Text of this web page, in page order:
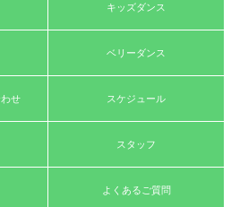
キッズダンス
ベリーダンス
せ スケジュール
スタッフ
よくあるご質問